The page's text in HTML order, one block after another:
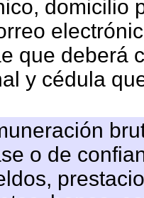
domicilio
que deberá
y cédula
o de